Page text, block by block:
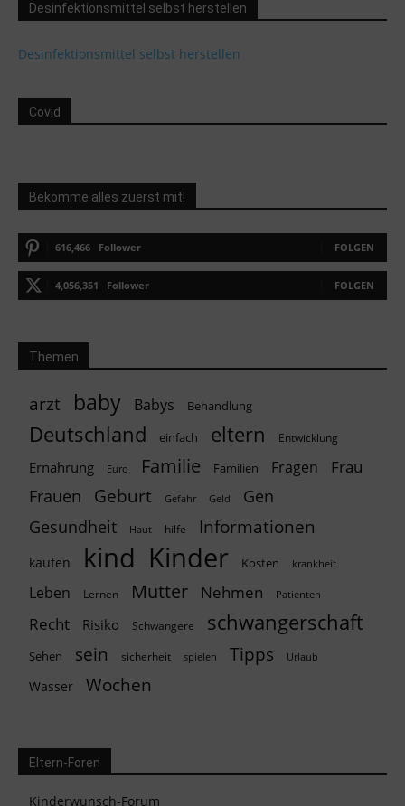
Desinfektionsmittel selbst herstellen
Desinfektionsmittel selbst herstellen
Covid
Bekomme alles zuerst mit!
616,466 Follower FOLGEN
4,056,351 Follower FOLGEN
Themen
arzt baby Babys Behandlung
Deutschland einfach eltern Entwicklung
Ernährung Euro Familie Familien Fragen Frau
Frauen Geburt Gefahr Geld
Gen
Gesundheit
Haut hilfe Informationen
kaufen kind Kinder Kosten krankheit
Leben Lernen Mutter Nehmen Patienten
Recht Risiko Schwangere schwangerschaft
Sehen sein sicherheit spielen Tipps Urlaub
Wasser Wochen
Eltern-Foren
Kinderwunsch-Forum